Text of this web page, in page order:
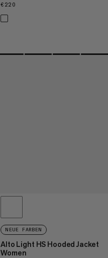
€220
NEUE FARBEN
Alto Light HS Hooded Jacket
Women